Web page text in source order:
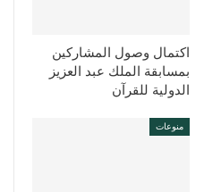
اكتمال وصول المشاركين
بمسابقة الملك عبد العزيز
الدولية للقرآن
منوعات